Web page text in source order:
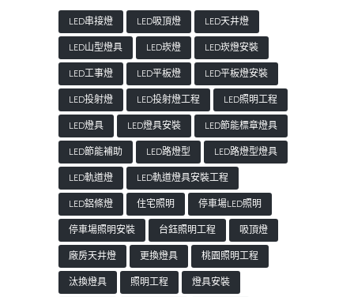
LED串接燈 LED吸頂燈
LED天井燈
LED山型燈具
LED崁燈
LED崁燈安裝
LED工事燈
LED平板燈
LED平板燈安裝
LED投射燈
LED投射燈工程
LED照明工程
LED燈具
LED燈具安裝
LED節能標章燈具
LED節能補助
LED路燈型
LED路燈型燈具
LED軌道燈
LED軌道燈具安裝工程
LED鋁條燈
住宅照明
停車場LED照明
停車場照明安裝
台鈺照明工程
吸頂燈
廠房天井燈
更換燈具
桃園照明工程
汰換燈具
照明工程
燈具安裝